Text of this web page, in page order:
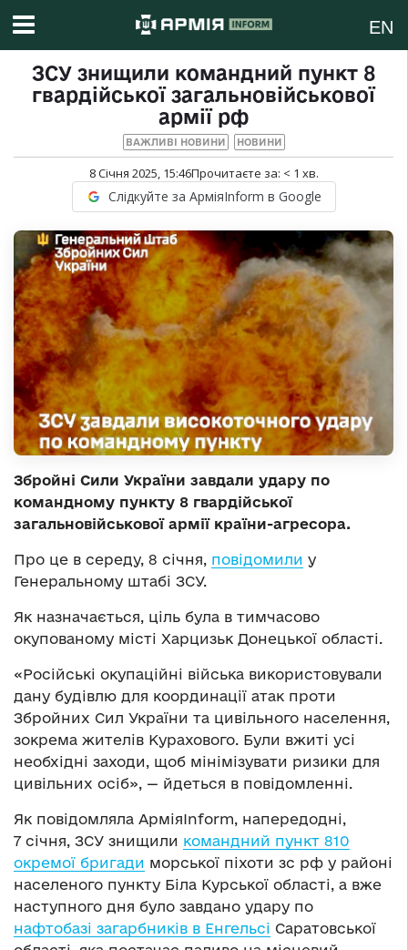
EN
ЗСУ знищили командний пункт 8
гвардійської загальновійськової
армії рф
ВАЖЛИВІ НОВИНИ НОВИНИ
8 Січня 2025, 15:46Прочитаєте за: < 1 хв.
Слідкуйте за АрміяInform в Google
Збройні Сили України завдали удару по
командному пункту 8 гвардійської
загальновійськової армії країни-агресора.
Про це в середу, 8 січня, повідомили у
Генеральному штабі ЗСУ.
Як назначається, ціль була в тимчасово
окупованому місті Харцизьк Донецької області.
«Російські окупаційні війська використовували
дану будівлю для координації атак проти
Збройних Сил України та цивільного населення,
зокрема жителів Курахового. Були вжиті усі
необхідні заходи, щоб мінімізувати ризики для
цивільних осіб», — йдеться в повідомленні.
Як повідомляла АрміяInform, напередодні,
7 січня, ЗСУ знищили командний пункт 810
окремої бригади морської піхоти зс рф у районі
населеного пункту Біла Курської області, а вже
наступного дня було завдано удару по
нафтобазі загарбників в Енгельсі Саратовської